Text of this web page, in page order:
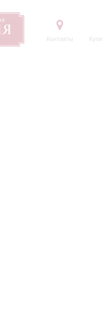
Контакты